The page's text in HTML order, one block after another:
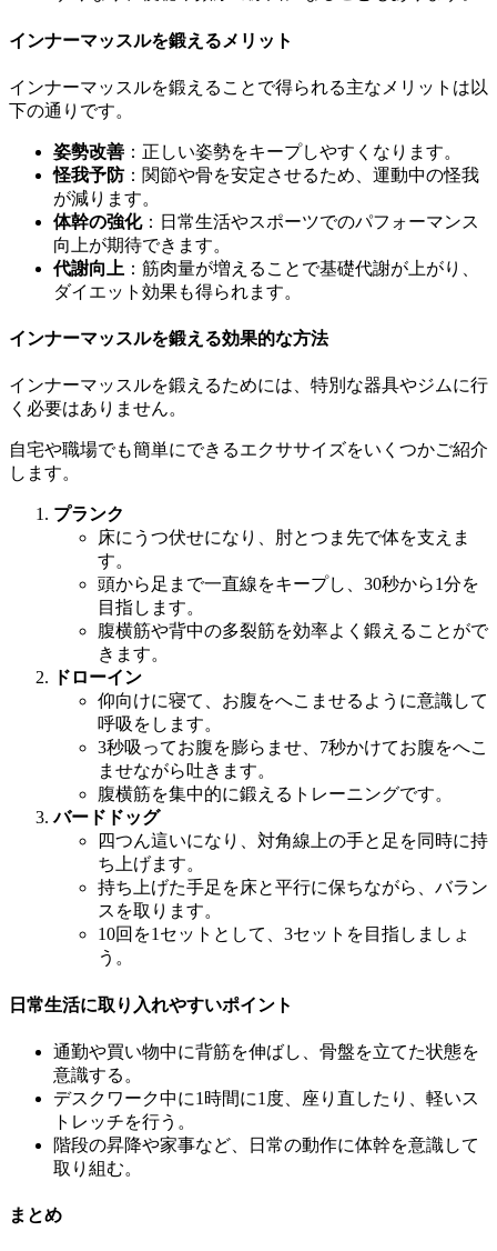
インナーマッスルを鍛えるメリット
インナーマッスルを鍛えることで得られる主なメリットは以
下の通りです。
姿勢改善 ：正しい姿勢をキープしやすくなります。
怪我予防：関節や骨を安定させるため、運動中の怪我
が減ります。
体幹の強化：日常生活やスポーツでのパフォーマンス
向上が期待できます。
代謝向上 ：筋肉量が増えることで基礎代謝が上がり、
ダイエット効果も得られます。
インナーマッスルを鍛える効果的な方法
インナーマッスルを鍛えるためには、特別な器具やジムに行
く必要はありません。
自宅や職場でも簡単にできるエクササイズをいくつかご紹介
します。
プランク
床にうつ伏せになり、肘とつま先で体を支えま
す。
頭から足まで一直線をキープし、30秒から1分を
目指します。
腹横筋や背中の多裂筋を効率よく鍛えることがで
きます。
ドローイン
仰向けに寝て、お腹をへこませるように意識して
呼吸をします。
3秒吸ってお腹を膨らませ、7秒かけてお腹をへこ
ませながら吐きます。
腹横筋を集中的に鍛えるトレーニングです。
バードドッグ
四つん這いになり、対角線上の手と足を同時に持
ち上げます。
持ち上げた手足を床と平行に保ちながら、バラン
スを取ります。
10回を1セットとして、3セットを目指しましょ
う。
日常生活に取り入れやすいポイント
通勤や買い物中に背筋を伸ばし、骨盤を立てた状態を
意識する。
デスクワーク中に1時間に1度、座り直したり、軽いス
トレッチを行う。
階段の昇降や家事など、日常の動作に体幹を意識して
取り組む。
まとめ